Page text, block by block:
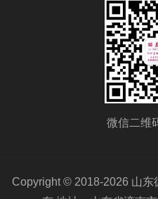
微信二维
Copyright © 2018-2026 山